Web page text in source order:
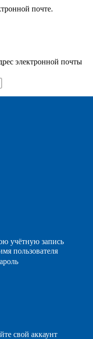
почте.
электронной почты
учётную запись
пользователя
свой аккаунт